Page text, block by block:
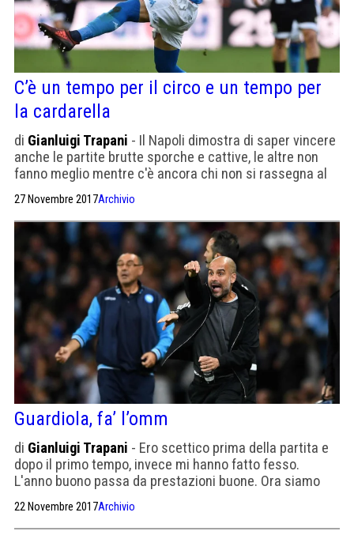
C’è un tempo per il circo e un tempo per
la cardarella
di Gianluigi Trapani - Il Napoli dimostra di saper vincere
anche le partite brutte sporche e cattive, le altre non
fanno meglio mentre c'è ancora chi non si rassegna al
27 Novembre 2017Archivio
Guardiola, fa’ l’omm
di Gianluigi Trapani - Ero scettico prima della partita e
dopo il primo tempo, invece mi hanno fatto fesso.
L'anno buono passa da prestazioni buone. Ora siamo
22 Novembre 2017Archivio